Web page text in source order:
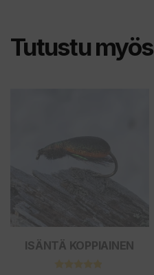
Tutustu myös
ISÄNTÄ KOPPIAINEN
useampi
valinnat
tuotteen